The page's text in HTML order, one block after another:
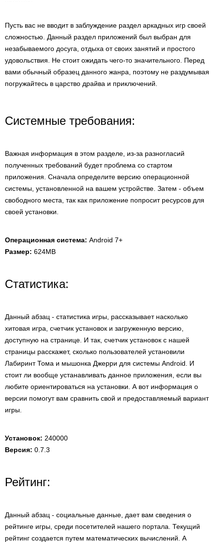
Пусть вас не вводит в заблуждение раздел аркадных игр своей
сложностью. Данный раздел приложений был выбран для
незабываемого досуга, отдыха от своих занятий и простого
удовольствия. Не стоит ожидать чего-то значительного. Перед
вами обычный образец данного жанра, поэтому не раздумывая
погружайтесь в царство драйва и приключений.
Системные требования:
Важная информация в этом разделе, из-за разногласий
полученных требований будет проблема со стартом
приложения. Сначала определите версию операционной
системы, установленной на вашем устройстве. Затем - объем
свободного места, так как приложение попросит ресурсов для
своей установки.
Операционная система: Android 7+
Размер: 624MB
Статистика:
Данный абзац - статистика игры, рассказывает насколько
хитовая игра, счетчик установок и загруженную версию,
доступную на странице. И так, счетчик установок с нашей
страницы расскажет, сколько пользователей установили
Лабиринт Тома и мышонка Джерри для системы Android. И
стоит ли вообще устанавливать данное приложения, если вы
любите ориентироваться на установки. А вот информация о
версии помогут вам сравнить свой и предоставляемый вариант
игры.
Установок: 240000
Версия: 0.7.3
Рейтинг:
Данный абзац - социальные данные, дает вам сведения о
рейтинге игры, среди посетителей нашего портала. Текущий
рейтинг создается путем математических вычислений. А